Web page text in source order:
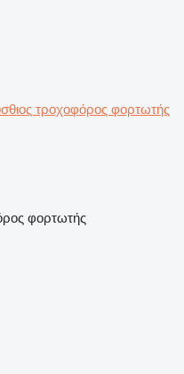
τροχοφόρος φορτωτής
φορτωτής